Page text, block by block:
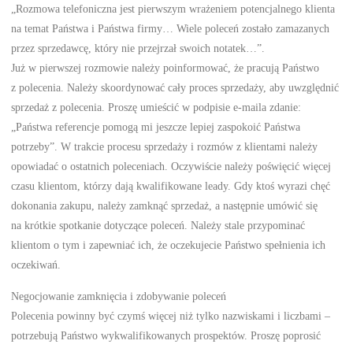
„Rozmowa telefoniczna jest pierwszym wrażeniem potencjalnego klienta
na temat Państwa i Państwa firmy… Wiele poleceń zostało zamazanych
przez sprzedawcę, który nie przejrzał swoich notatek…”.
Już w pierwszej rozmowie należy poinformować, że pracują Państwo
z polecenia. Należy skoordynować cały proces sprzedaży, aby uwzględnić
sprzedaż z polecenia. Proszę umieścić w podpisie e-maila zdanie:
„Państwa referencje pomogą mi jeszcze lepiej zaspokoić Państwa
potrzeby”. W trakcie procesu sprzedaży i rozmów z klientami należy
opowiadać o ostatnich poleceniach. Oczywiście należy poświęcić więcej
czasu klientom, którzy dają kwalifikowane leady. Gdy ktoś wyrazi chęć
dokonania zakupu, należy zamknąć sprzedaż, a następnie umówić się
na krótkie spotkanie dotyczące poleceń. Należy stale przypominać
klientom o tym i zapewniać ich, że oczekujecie Państwo spełnienia ich
oczekiwań.
Negocjowanie zamknięcia i zdobywanie poleceń
Polecenia powinny być czymś więcej niż tylko nazwiskami i liczbami –
potrzebują Państwo wykwalifikowanych prospektów. Proszę poprosić